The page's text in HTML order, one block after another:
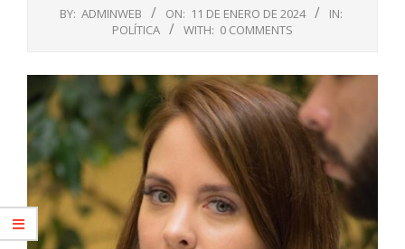
BY: ADMINWEB ON: 11 DE ENERO DE 2024
IN:
POLÍTICA
WITH: 0 COMMENTS